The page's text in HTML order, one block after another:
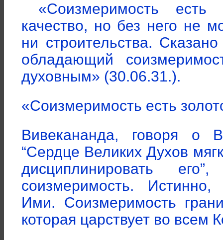
«Соизмеримость есть
качество, но без него не
ни строительства.
обладающий
духовным» (30.06.31.).
«Соизмеримость есть
Вивекананда, говоря о
“Сердце Великих Духов
дисциплинировать
соизмеримость. Истинно,
Ими. Соизмеримость
которая царствует во всем